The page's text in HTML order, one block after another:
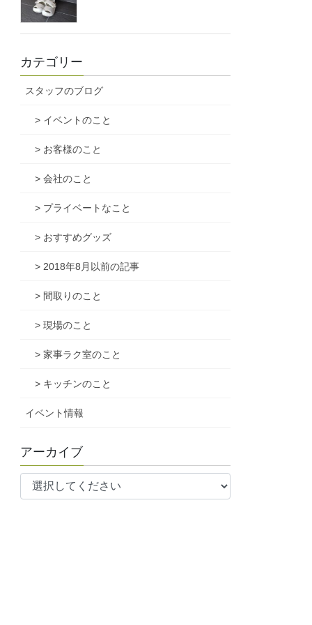
カテゴリー
スタッフのブログ
> イベントのこと
> お客様のこと
> 会社のこと
> プライベートなこと
> おすすめグッズ
> 2018年8月以前の記事
> 間取りのこと
> 現場のこと
> 家事ラク室のこと
> キッチンのこと
イベント情報
アーカイブ